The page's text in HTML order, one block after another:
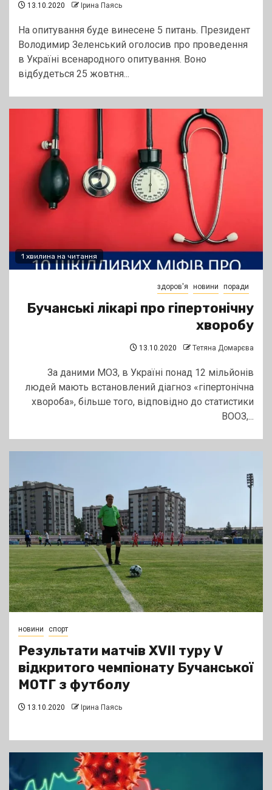
13.10.2020 Ірина Паясь
На опитування буде винесене 5 питань. Президент
Володимир Зеленський оголосив про проведення
в Україні всенародного опитування. Воно
відбудеться 25 жовтня...
1 хвилина на читання
здоров'я новини поради
Бучанські лікарі про гіпертонічну
хворобу
13.10.2020 Тетяна Домарєва
За даними МОЗ, в Україні понад 12 мільйонів
людей мають встановлений діагноз «гіпертонічна
хвороба», більше того, відповідно до статистики
ВООЗ,...
новини спорт
Результати матчів XVII туру V
відкритого чемпіонату Бучанської
МОТГ з футболу
13.10.2020 Ірина Паясь